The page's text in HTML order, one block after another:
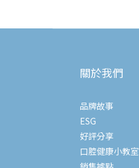
關於我們
品牌故事
ESG
好評分享
口腔健康小教室